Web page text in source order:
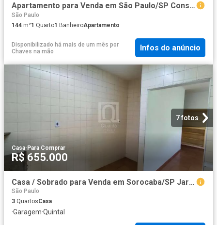
Apartamento para Venda em São Paulo/SP Consolação 1 Quartos
São Paulo
144 m²1 Quarto1 BanheiroApartamento
Disponibilizado há mais de um mês por
Chaves na mão
Infos do anúncio
7 fotos
Casa·Para Comprar
R$ 655.000
Casa / Sobrado para Venda em Sorocaba/SP Jardim Emília 3 Quartos
São Paulo
3 QuartosCasa
·Garagem·Quintal